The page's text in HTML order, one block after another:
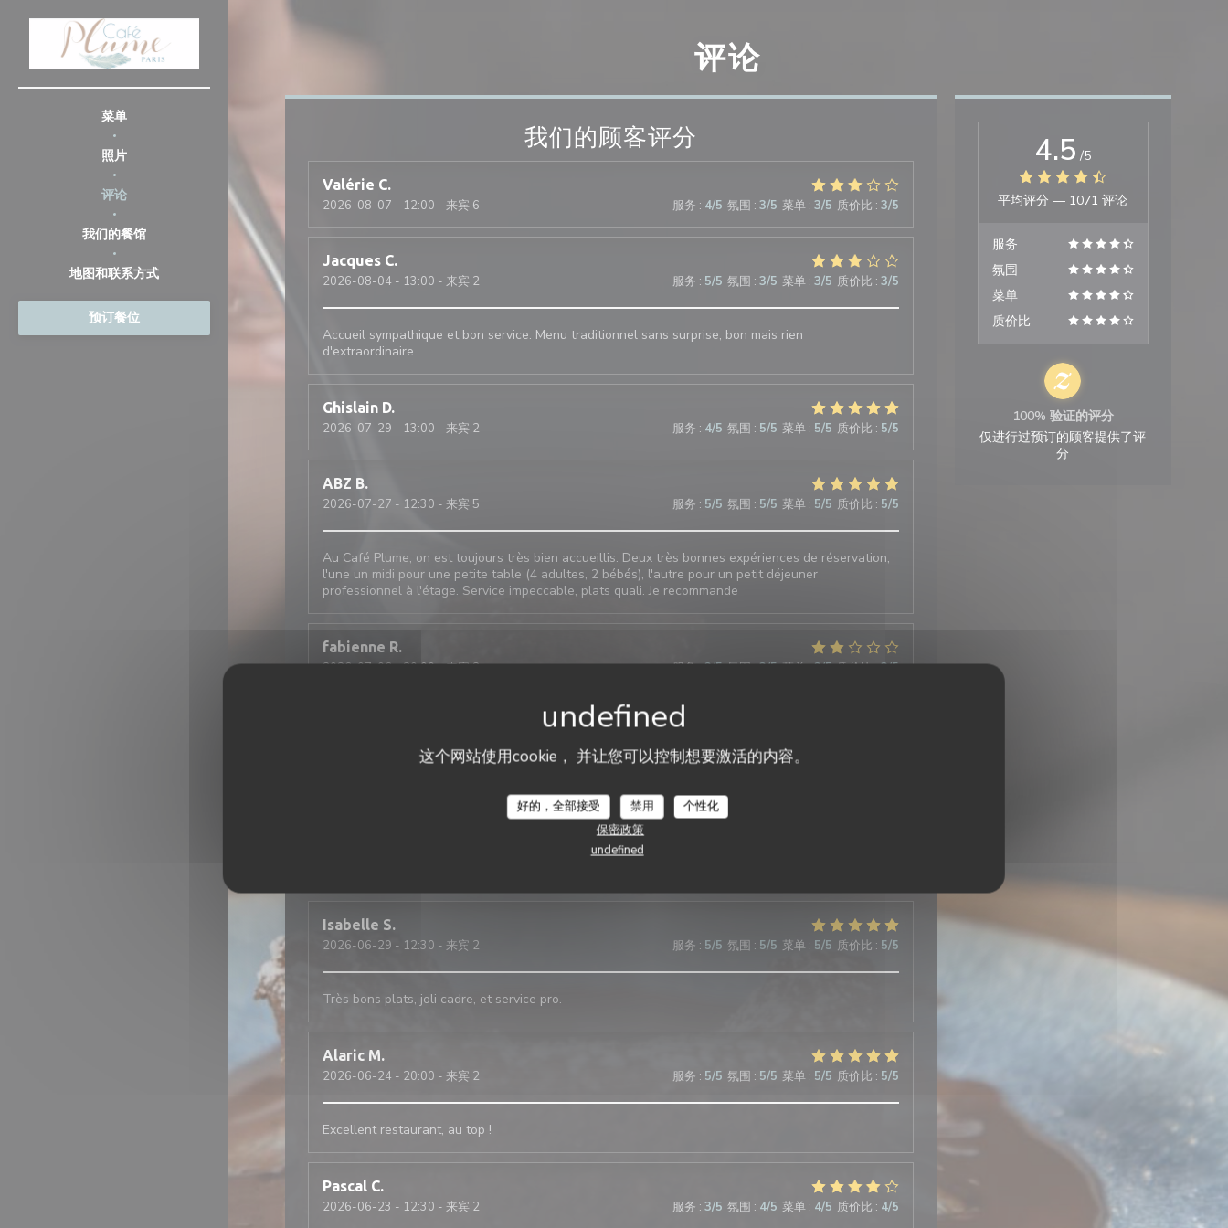
这个网站使用cookie， 并让您可以控制想要激活的内容。
好的，全部接受 禁用
个性化
保密政策
undefined
菜单
照片
评论
我们的餐馆
地图和联系方式
预订餐位
评论
我们的顾客评分
Valérie C
2026-08-07 - 12:00 - 来宾 6 服务 : 4/5 氛围 : 3/5 菜单: 3/5 质价比 : 3/5
Jacques C
2026-08-04 - 13:00 - 来宾 2 服务 : 5/5 氛围 : 3/5 菜单: 3/5 质价比 : 3/5
Accueil sympathique et bon service. Menu traditionnel sans surprise, bon mais rien
d'extraordinaire.
Ghislain D
2026-07-29 - 13:00 - 来宾 2 服务 : 4/5 氛围 : 5/5 菜单: 5/5 质价比 : 5/5
ABZ B
2026-07-27 - 12:30 - 来宾 5 服务 : 5/5 氛围 : 5/5 菜单: 5/5 质价比 : 5/5
Au Café Plume, on est toujours très bien accueillis. Deux très bonnes expériences de réservation,
l'une un midi pour une petite table (4 adultes, 2 bébés), l'autre pour un petit déjeuner
professionnel à l'étage. Service impeccable, plats quali. Je recommande
fabienne R
2026-07-06- 20:00 - 来宾 2 服务:2/5 氛围:3/5 菜单:2/5 质价比:3/5
Cette note est liée au fait que nous avons fait le choix de quitter le restaurant avant de
服务:5/5 氛围
Isabelle S
2026-06-29 - 12:30 - 来宾 2 服务 : 5/5 氛围 : 5/5 菜单 : 5/5 质价比 : 5/5
Très bons plats, joli cadre, et service pro.
Alaric M
2026-06-24 - 20:00 - 来宾 2 服务 : 5/5 氛围 : 5/5 菜单: 5/5 质价比 : 5/5
Excellent restaurant, au top !
Pascal C
2026-06-23 - 12:30 - 来宾 2 服务 : 3/5 氛围 : 4/5 菜单: 4/5 质价比 : 4/5
4.5 /5
平均评分 — 1071 评论
服务
氛围
菜单
质价比
100% 验证的评分
仅进行过预订的顾客提供了评
分